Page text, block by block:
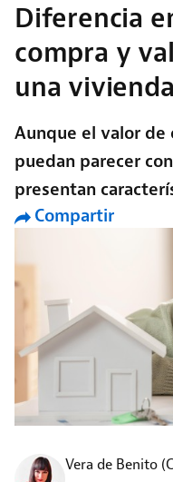
Diferencia
compra y
una vivienda
Aunque el valor de
puedan parecer
presentan
Compartir
Vera de Benito